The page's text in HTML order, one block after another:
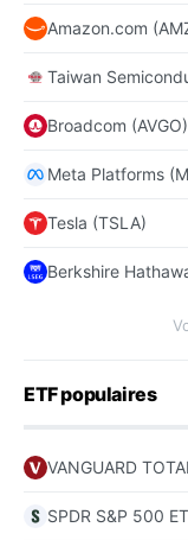
Amazon.com
Taiwan
Broadcom (AVGO)
Meta Platforms
Tesla (TSLA)
Berkshire
ETF populaires
VANGUARD
SPDR S&P 500